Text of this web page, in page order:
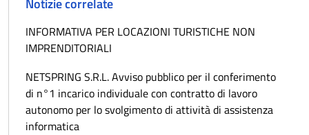
INFORMATIVA PER LOCAZIONI TURISTICHE NON
IMPRENDITORIALI
NETSPRING S.R.L. Avviso pubblico per il conferimento
di n°1 incarico individuale con contratto di lavoro
autonomo per lo svolgimento di attività di assistenza
informatica